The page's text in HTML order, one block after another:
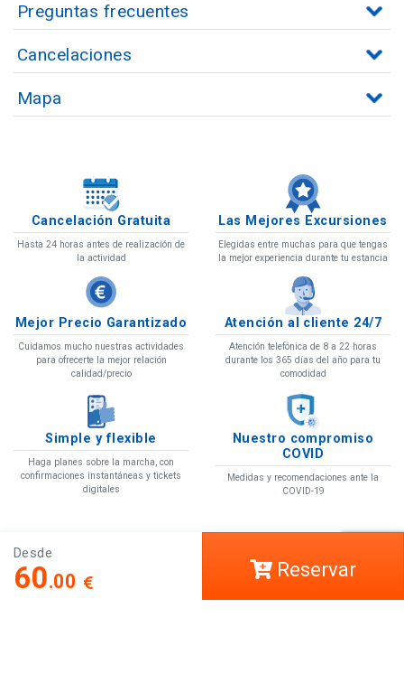
Preguntas frecuentes
Cancelaciones
Mapa
Cancelación Gratuita
Hasta 24 horas antes de realización de
la actividad
Las Mejores Excursiones
Elegidas entre muchas para que tengas
la mejor experiencia durante tu estancia
Mejor Precio Garantizado
Cuidamos mucho nuestras actividades
para ofrecerte la mejor relación
calidad/precio
Atención al cliente 24/7
Atención telefónica de 8 a 22 horas
durante los 365 días del año para tu
comodidad
Simple y flexible
Haga planes sobre la marcha, con
confirmaciones instantáneas y tickets
digitales
Nuestro compromiso
COVID
Medidas y recomendaciones ante la
COVID-19
Desde
60.00
Reservar
COVID-19